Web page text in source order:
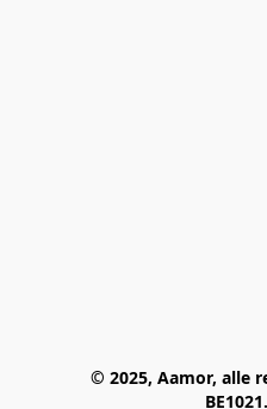
© 2025, Aamor, alle